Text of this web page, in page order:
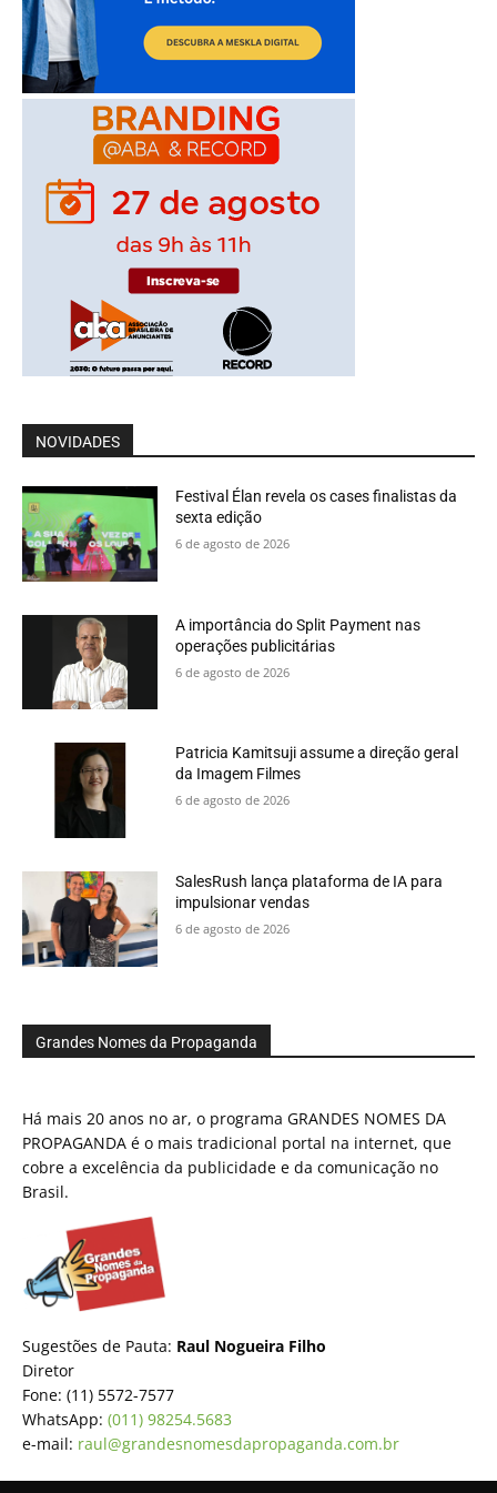
NOVIDADES
Festival Élan revela os cases finalistas da
sexta edição
6 de agosto de 2026
A importância do Split Payment nas
operações publicitárias
6 de agosto de 2026
Patricia Kamitsuji assume a direção geral
da Imagem Filmes
6 de agosto de 2026
SalesRush lança plataforma de IA para
impulsionar vendas
6 de agosto de 2026
Grandes Nomes da Propaganda
Há mais 20 anos no ar, o programa GRANDES NOMES DA
PROPAGANDA é o mais tradicional portal na internet, que
cobre a excelência da publicidade e da comunicação no
Brasil.
Sugestões de Pauta: Raul Nogueira Filho
Diretor
Fone: (11) 5572-7577
WhatsApp: (011) 98254.5683
e-mail: raul@grandesnomesdapropaganda.com.br